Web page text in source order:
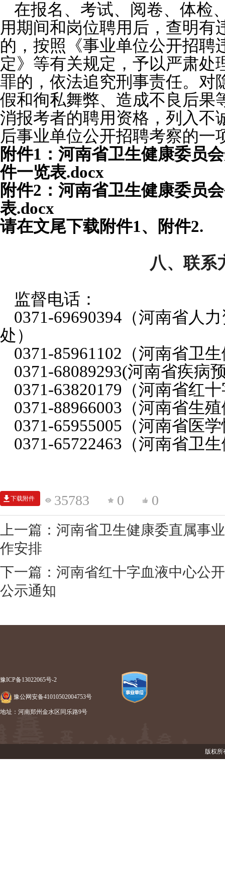
在报名、考试、阅卷、体检
用期间和岗位聘用后，查明有
的，按照《事业单位公开招聘
定》等有关规定，予以严肃处
罪的，依法追究刑事责任。对
假和徇私舞弊、造成不良后果
消报考者的聘用资格，列入不
后事业单位公开招聘考察的一
附件1：河南省卫生健康委员
件一览表.docx
附件2：河南省卫生健康委员
表.docx
请在文尾下载附件1、附件2.
八、联系
监督电话：
0371-69690394（河南省人
处）
0371-85961102（河南省卫
0371-68089293(河南省疾病
0371-63820179（河南省红
0371-88966003（河南省生
0371-65955005（河南省医
0371-65722463（河南省卫
下载附件 35783 0
0
上一篇：河南省卫生健康委直属事
作安排
下一篇：河南省红十字血液中心公
公示通知
豫ICP备13022065号-2
豫公网安备41010502004753号
地址：河南郑州金水区同乐路9号
版权所